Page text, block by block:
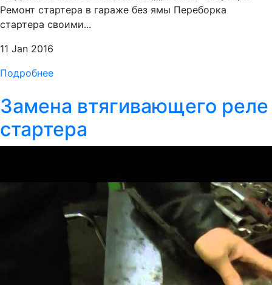
Ремонт стартера в гараже без ямы Переборка
стартера своими...
11 Jan 2016
Подробнее
Замена втягивающего реле
стартера